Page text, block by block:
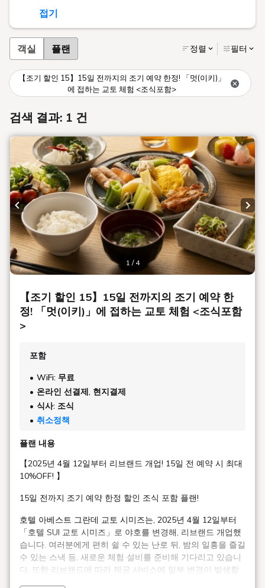
접기
객실 플랜 정렬 필터
【조기 할인 15】15일 전까지의 조기 예약 한정! 「멋(이키)」
에 접하는 교토 체험 <조식포함>
검색 결과: 1 건
1 / 4
Previous slide
【조기 할인 15】15일 전까지의 조기 예약 한
정! 「멋(이키)」에 접하는 교토 체험 <조식포함
>
포함
WiFi: 무료
온라인 선결제, 현지결제
식사: 조식
취소정책
플랜 내용
【2025년 4월 12일부터 리브랜드 개업! 15일 전 예약 시 최대
10%OFF! 】
15일 전까지 조기 예약 한정 할인 조식 포함 플랜!
호텔 아베스트 그란데 교토 시미즈는, 2025년 4월 12일부터
「호텔 SUI 교토 시미즈」로 야호를 변경해, 리브랜드 개업했
습니다. 여러분에게 편히 쉴 수 있는 난로 뒤, 밤의 일흥을 즐길
수 있는 스낵 등, 새로운 체험 설비를 준비해 기다리고 있습니
다. 또한 리브랜드에 따라 제공 서비스에 일부 변경이 발생할